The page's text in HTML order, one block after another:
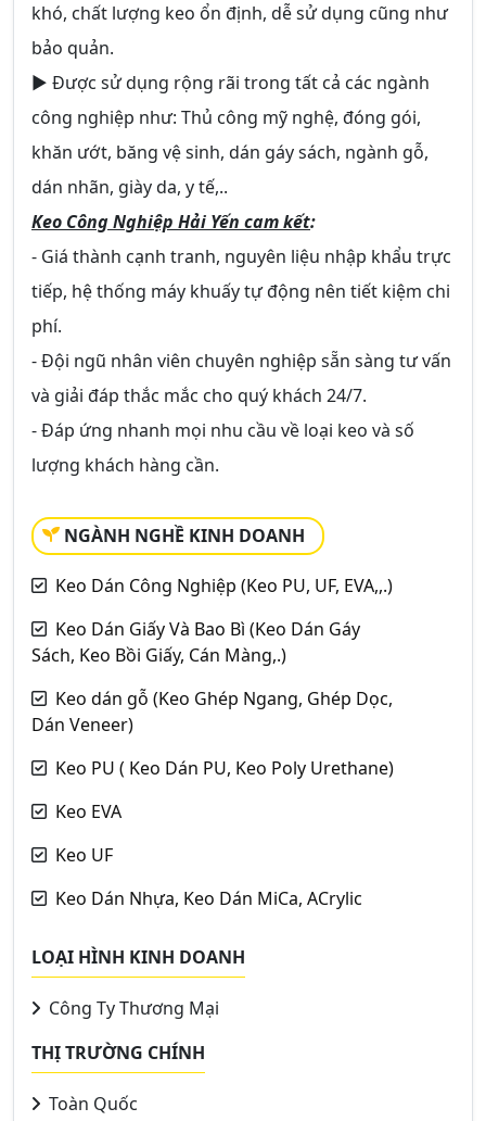
khó, chất lượng keo ổn định, dễ sử dụng cũng như
bảo quản.
► Được sử dụng rộng rãi trong tất cả các ngành
công nghiệp như: Thủ công mỹ nghệ, đóng gói,
khăn ướt, băng vệ sinh, dán gáy sách, ngành gỗ,
dán nhãn, giày da, y tế,..
Keo Công Nghiệp Hải Yến cam kết:
- Giá thành cạnh tranh, nguyên liệu nhập khẩu trực
tiếp, hệ thống máy khuấy tự động nên tiết kiệm chi
phí.
- Đội ngũ nhân viên chuyên nghiệp sẵn sàng tư vấn
và giải đáp thắc mắc cho quý khách 24/7.
- Đáp ứng nhanh mọi nhu cầu về loại keo và số
lượng khách hàng cần.
NGÀNH NGHỀ KINH DOANH
Keo Dán Công Nghiệp (Keo PU, UF, EVA,,.)
Keo Dán Giấy Và Bao Bì (Keo Dán Gáy
Sách, Keo Bồi Giấy, Cán Màng,.)
Keo dán gỗ (Keo Ghép Ngang, Ghép Dọc,
Dán Veneer)
Keo PU ( Keo Dán PU, Keo Poly Urethane)
Keo EVA
Keo UF
Keo Dán Nhựa, Keo Dán MiCa, ACrylic
LOẠI HÌNH KINH DOANH
Công Ty Thương Mại
THỊ TRƯỜNG CHÍNH
Toàn Quốc